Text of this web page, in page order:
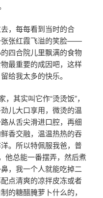
，每每看到当时的合
张张红霞飞溢的笑脸——
四合院儿里飘满的食物
最重要的成因吧，这样
给我太多的快乐。
其实叫它作“烫烫饭”，
儿大口享用，微烫的温
从舌尖滑进口腔，再细
香交融，温温热热的吞
。所以特佩服我爸，普
他总能一番摆弄，然后煮
，我一个人就能吃掉二
点清爽的凉拌皮冻或者
的糖醋腌萝卜什么的，